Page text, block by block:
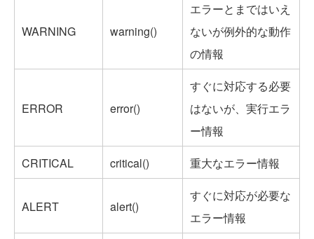
WARNING warning()
エラーとまではいえ
ないが例外的な動作
の情報
ERROR error()
すぐに対応する必要
はないが、実行エラ
ー情報
CRITICAL
critical() 重大なエラー情報
ALERT alert()
すぐに対応が必要な
エラー情報